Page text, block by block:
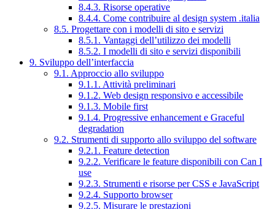
8.4.3. Risorse operative
8.4.4. Come contribuire al design system .italia
8.5. Progettare con i modelli di sito e servizi
8.5.1. Vantaggi dell’utilizzo dei modelli
8.5.2. I modelli di sito e servizi disponibili
9. Sviluppo dell’interfaccia
9.1. Approccio allo sviluppo
9.1.1. Attività preliminari
9.1.2. Web design responsivo e accessibile
9.1.3. Mobile first
9.1.4. Progressive enhancement e Graceful
degradation
9.2. Strumenti di supporto allo sviluppo del software
9.2.1. Feature detection
9.2.2. Verificare le feature disponibili con Can I
use
9.2.3. Strumenti e risorse per CSS e JavaScript
9.2.4. Supporto browser
9.2.5. Misurare le prestazioni